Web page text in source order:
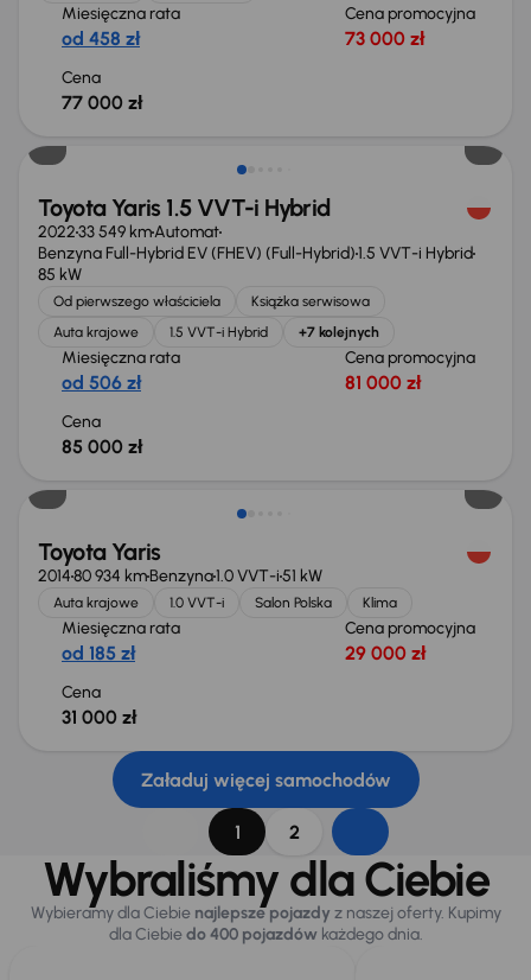
Miesięczna rata
od 458 zł
Cena promocyjna
73 000 zł
Cena
77 000 zł
Toyota Yaris 1.5 VVT-i Hybrid
202233 549 kmAutomat
Benzyna Full-Hybrid EV (FHEV) (Full-Hybrid)1.5 VVT-i Hybrid
85 kW
Od pierwszego właściciela
Książka serwisowa
Auta krajowe
1.5 VVT-i Hybrid +7 kolejnych
Miesięczna rata
od 506 zł
Cena promocyjna
81 000 zł
Cena
85 000 zł
Świeżo skupione
Toyota Yaris
201480 934 kmBenzyna1.0 VVT-i51 kW
Auta krajowe 1.0 VVT-i Salon Polska Klima
Miesięczna rata
od 185 zł
Cena promocyjna
29 000 zł
Cena
31 000 zł
Załaduj więcej samochodów
1 2
Wybraliśmy dla Ciebie
Wybieramy dla Ciebie najlepsze pojazdy z naszej oferty. Kupimy
dla Ciebiedo 400 pojazdówkażdego dnia.